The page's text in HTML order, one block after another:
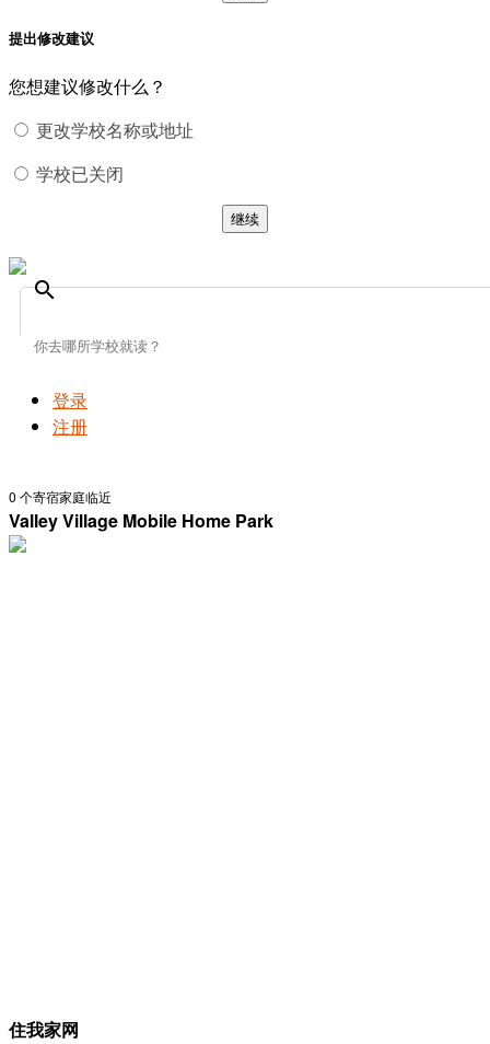
提出修改建议
您想建议修改什么？
更改学校名称或地址
学校已关闭
继续
search
登录
注册
0 个寄宿家庭临近
Valley Village Mobile Home Park
住我家网